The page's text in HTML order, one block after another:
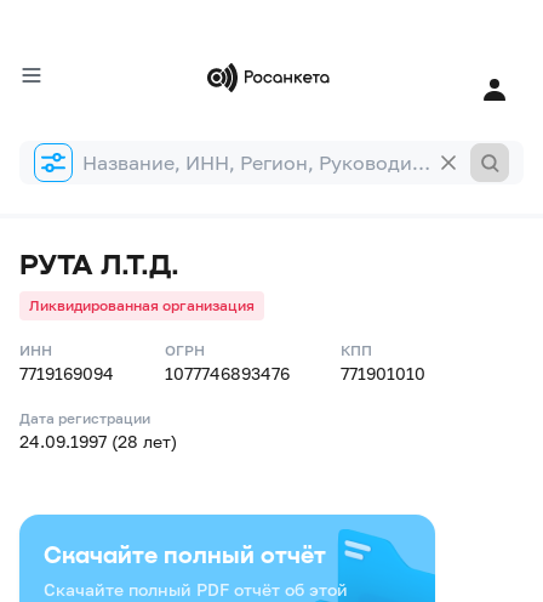
Форма
поиска
РУТА Л.Т.Д.
Ликвидированная организация
ИНН
7719169094
ОГРН
1077746893476
КПП
771901010
Дата регистрации
24.09.1997 (28 лет)
Скачайте полный отчёт
Скачайте полный PDF отчёт об этой